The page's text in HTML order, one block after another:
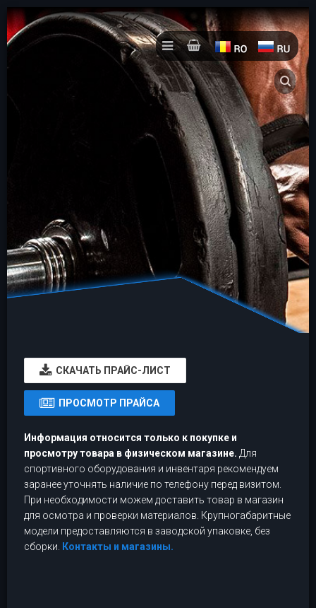
CКАЧАТЬ ПРАЙС-ЛИСТ
ПРОСМОТР ПРАЙСА
Информация относится только к покупке и
просмотру товара в физическом магазине. Для
спортивного оборудования и инвентаря рекомендуем
заранее уточнять наличие по телефону перед визитом.
При необходимости можем доставить товар в магазин
для осмотра и проверки материалов. Крупногабаритные
модели предоставляются в заводской упаковке, без
сборки.
Контакты и магазины.